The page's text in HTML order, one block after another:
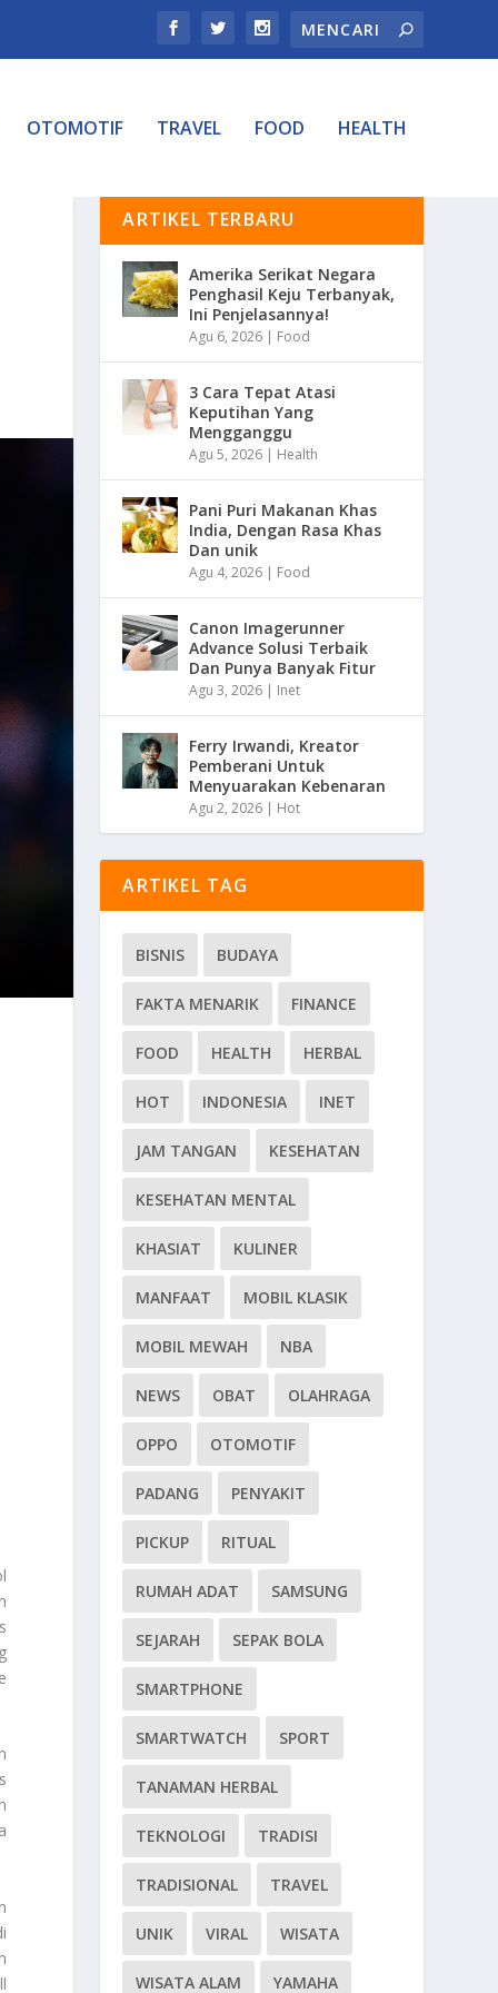
OTOMOTIF TRAVEL FOOD HEALTH
ARTIKEL TERBARU
Amerika Serikat Negara
Penghasil Keju Terbanyak,
Ini Penjelasannya!
Agu 6, 2026 | Food
3 Cara Tepat Atasi
Keputihan Yang
Mengganggu
Agu 5, 2026 | Health
Pani Puri Makanan Khas
India, Dengan Rasa Khas
Dan unik
Agu 4, 2026 | Food
Canon Imagerunner
Advance Solusi Terbaik
Dan Punya Banyak Fitur
Agu 3, 2026 | Inet
Ferry Irwandi, Kreator
Pemberani Untuk
Menyuarakan Kebenaran
Agu 2, 2026 | Hot
ARTIKEL TAG
BISNIS BUDAYA
FAKTA MENARIK FINANCE
FOOD HEALTH HERBAL
HOT INDONESIA INET
JAM TANGAN KESEHATAN
KESEHATAN MENTAL
KHASIAT KULINER
MANFAAT MOBIL KLASIK
MOBIL MEWAH NBA
NEWS OBAT OLAHRAGA
OPPO OTOMOTIF
PADANG PENYAKIT
PICKUP RITUAL
RUMAH ADAT SAMSUNG
SEJARAH SEPAK BOLA
SMARTPHONE
SMARTWATCH SPORT
TANAMAN HERBAL
TEKNOLOGI TRADISI
TRADISIONAL TRAVEL
UNIK VIRAL WISATA
WISATA ALAM YAMAHA